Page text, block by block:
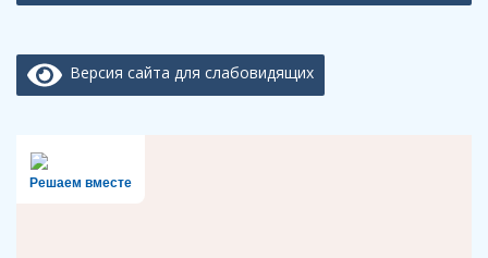
Версия сайта для слабовидящих
Решаем вместе